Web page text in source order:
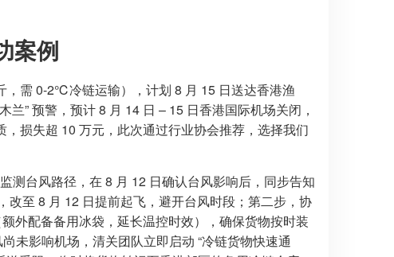
案例
，需 0-2℃冷链运输），计划 8 月 15 日送达香港渔
” 预警，预计 8 月 14 日 – 15 日香港国际机场关闭，
损失超 10 万元，此次通过行业协会推荐，选择我们
测台风路径，在 8 月 12 日确认台风影响后，同步告知
至 8 月 12 日提前起飞，避开台风时段；第二步，协
外配备备用冰袋，延长温控时效），确保货物按时装
未影响机场，清关团队立即启动 “冷链货物快速通